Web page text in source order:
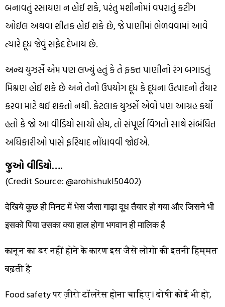
બનાવતું રસાયણ ન હોઈ શકે, પરંતુ મશીનોમાં વપરાતું કટીંગ
ઓઈલ અથવા શીતક હોઈ શકે છે, જે પાણીમાં ભેળવવામાં આવે
ત્યારે દૂધ જેવું સફેદ દેખાય છે.
અન્ય યુઝર્સે એમ પણ લખ્યું હતું કે તે ફક્ત પાણીનો રંગ બગાડતું
મિશ્રણ હોઈ શકે છે અને તેનો ઉપયોગ દૂધ કે દૂધના ઉત્પાદનો તૈયાર
કરવા માટે થઈ શકતો નથી. કેટલાક યુઝર્સે એવો પણ આગ્રહ કર્યો
હતો કે જો આ વીડિયો સાચો હોય, તો સંપૂર્ણ વિગતો સાથે સંબંધિત
અધિકારીઓ પાસે ફરિયાદ નોંધાવવી જોઈએ.
જુઓ વીડિયો….
(Credit Source: @arohishukl50402)
देखिये कुछ ही मिनट में भेस जैसा गाढ़ा दूध तैयार हो गया और जिसने भी
इसको पिया उसका क्या हाल होगा भगवान ही मालिक है
कानून का डर नहीं होने के कारण इस जैसे लोगो की इतनी हिम्मत
बढ़ती है
Food safety पर ज़ीरो टॉलरेंस होना चाहिए। दोषी कोई भी हो,